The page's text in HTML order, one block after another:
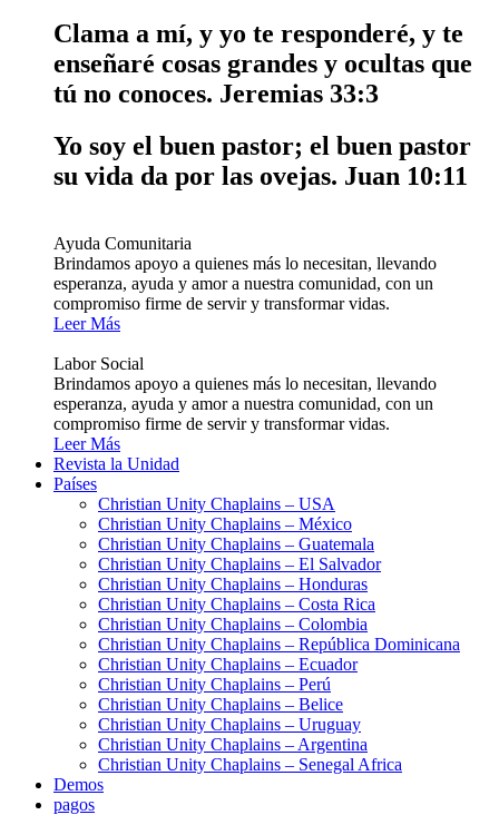
Clama a mí, y yo te responderé, y te
enseñaré cosas grandes y ocultas que
tú no conoces. Jeremias 33:3
Yo soy el buen pastor; el buen pastor
su vida da por las ovejas. Juan 10:11
Ayuda Comunitaria
Brindamos apoyo a quienes más lo necesitan, llevando
esperanza, ayuda y amor a nuestra comunidad, con un
compromiso firme de servir y transformar vidas.
Leer Más
Labor Social
Brindamos apoyo a quienes más lo necesitan, llevando
esperanza, ayuda y amor a nuestra comunidad, con un
compromiso firme de servir y transformar vidas.
Leer Más
Revista la Unidad
Países
Christian Unity Chaplains – USA
Christian Unity Chaplains – México
Christian Unity Chaplains – Guatemala
Christian Unity Chaplains – El Salvador
Christian Unity Chaplains – Honduras
Christian Unity Chaplains – Costa Rica
Christian Unity Chaplains – Colombia
Christian Unity Chaplains – República Dominicana
Christian Unity Chaplains – Ecuador
Christian Unity Chaplains – Perú
Christian Unity Chaplains – Belice
Christian Unity Chaplains – Uruguay
Christian Unity Chaplains – Argentina
Christian Unity Chaplains – Senegal Africa
Demos
pagos